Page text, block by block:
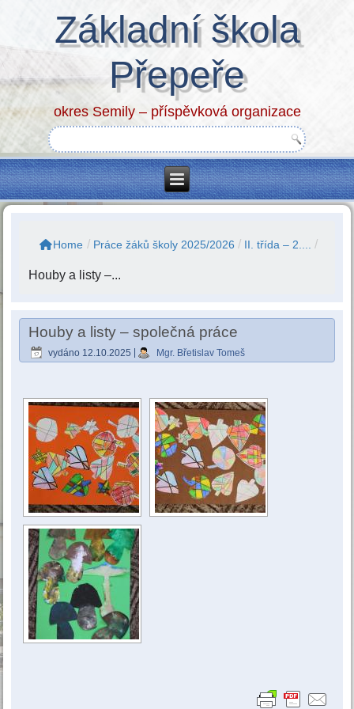
Základní škola
Přepeře
okres Semily – příspěvková organizace
Home / Práce žáků školy 2025/2026 / II. třída – 2.... /
Houby a listy –...
Houby a listy – společná práce
vydáno 12.10.2025 Mgr. Břetislav Tomeš